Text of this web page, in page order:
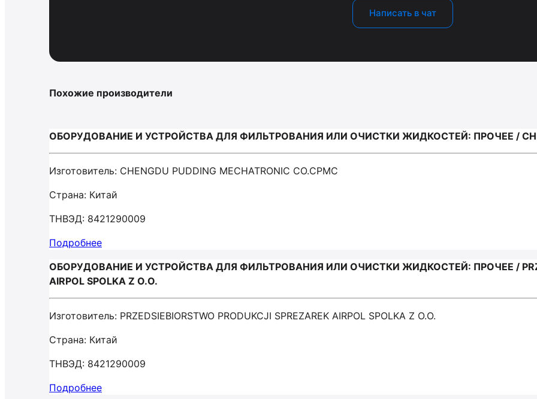
Написать в чат
Похожие производители
ОБОРУДОВАНИЕ И УСТРОЙСТВА ДЛЯ ФИЛЬТРОВАНИЯ ИЛИ ОЧИСТКИ ЖИДКОСТЕЙ: ПРОЧЕЕ /
Изготовитель: CHENGDU PUDDING MECHATRONIC CO.CPMC
Страна: Китай
ТНВЭД: 8421290009
Подробнее
ОБОРУДОВАНИЕ И УСТРОЙСТВА ДЛЯ ФИЛЬТРОВАНИЯ ИЛИ ОЧИСТКИ ЖИДКОСТЕЙ: ПРОЧЕЕ /
AIRPOL SPOLKA Z O.O.
Изготовитель: PRZEDSIEBIORSTWO PRODUKCJI SPREZAREK AIRPOL SPOLKA Z O.O.
Страна: Китай
ТНВЭД: 8421290009
Подробнее